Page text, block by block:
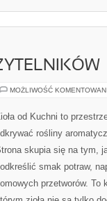
MOŻLIWOŚĆ
od Kuchni to
rośliny
skupia się na tym,
smak potraw,
przetworów. To